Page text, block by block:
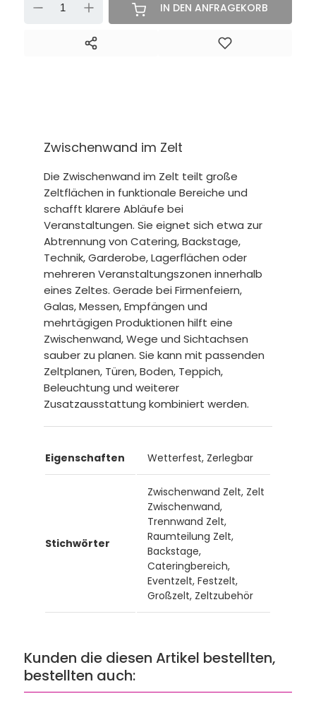
IN DEN ANFRAGEKORB
Zwischenwand im Zelt
Die Zwischenwand im Zelt teilt große
Zeltflächen in funktionale Bereiche und
schafft klarere Abläufe bei
Veranstaltungen. Sie eignet sich etwa zur
Abtrennung von Catering, Backstage,
Technik, Garderobe, Lagerflächen oder
mehreren Veranstaltungszonen innerhalb
eines Zeltes. Gerade bei Firmenfeiern,
Galas, Messen, Empfängen und
mehrtägigen Produktionen hilft eine
Zwischenwand, Wege und Sichtachsen
sauber zu planen. Sie kann mit passenden
Zeltplanen, Türen, Boden, Teppich,
Beleuchtung und weiterer
Zusatzausstattung kombiniert werden.
Eigenschaften Wetterfest, Zerlegbar
Stichwörter
Zwischenwand Zelt, Zelt
Zwischenwand,
Trennwand Zelt,
Raumteilung Zelt,
Backstage,
Cateringbereich,
Eventzelt, Festzelt,
Großzelt, Zeltzubehör
Kunden die diesen Artikel bestellten,
bestellten auch: